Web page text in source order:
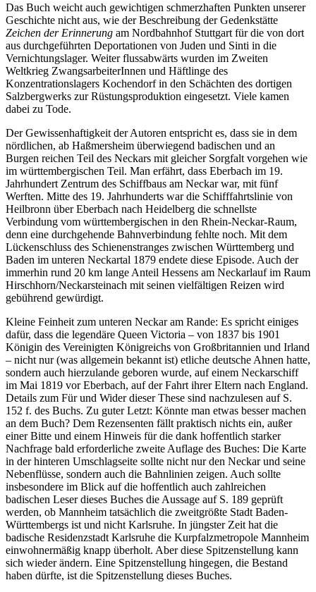
Das Buch weicht auch gewichtigen schmerzhaften Punkten unserer
Geschichte nicht aus, wie der Beschreibung der Gedenkstätte
Zeichen der Erinnerung am Nordbahnhof Stuttgart für die von dort
aus durchgeführten Deportationen von Juden und Sinti in die
Vernichtungslager. Weiter flussabwärts wurden im Zweiten
Weltkrieg ZwangsarbeiterInnen und Häftlinge des
Konzentrationslagers Kochendorf in den Schächten des dortigen
Salzbergwerks zur Rüstungsproduktion eingesetzt. Viele kamen
dabei zu Tode.
Der Gewissenhaftigkeit der Autoren entspricht es, dass sie in dem
nördlichen, ab Haßmersheim überwiegend badischen und an
Burgen reichen Teil des Neckars mit gleicher Sorgfalt vorgehen wie
im württembergischen Teil. Man erfährt, dass Eberbach im 19.
Jahrhundert Zentrum des Schiffbaus am Neckar war, mit fünf
Werften. Mitte des 19. Jahrhunderts war die Schifffahrtslinie von
Heilbronn über Eberbach nach Heidelberg die schnellste
Verbindung vom württembergischen in den Rhein-Neckar-Raum,
denn eine durchgehende Bahnverbindung fehlte noch. Mit dem
Lückenschluss des Schienenstranges zwischen Württemberg und
Baden im unteren Neckartal 1879 endete diese Episode. Auch der
immerhin rund 20 km lange Anteil Hessens am Neckarlauf im Raum
Hirschhorn/Neckarsteinach mit seinen vielfältigen Reizen wird
gebührend gewürdigt.
Kleine Feinheit zum unteren Neckar am Rande: Es spricht einiges
dafür, dass die legendäre Queen Victoria – von 1837 bis 1901
Königin des Vereinigten Königreichs von Großbritannien und Irland
– nicht nur (was allgemein bekannt ist) etliche deutsche Ahnen hatte,
sondern auch hierzulande geboren wurde, auf einem Neckarschiff
im Mai 1819 vor Eberbach, auf der Fahrt ihrer Eltern nach England.
Details zum Für und Wider dieser These sind nachzulesen auf S.
152 f. des Buchs. Zu guter Letzt: Könnte man etwas besser machen
an dem Buch? Dem Rezensenten fällt praktisch nichts ein, außer
einer Bitte und einem Hinweis für die dank hoffentlich starker
Nachfrage bald erforderliche zweite Auflage des Buches: Die Karte
in der hinteren Umschlagseite sollte nicht nur den Neckar und seine
Nebenflüsse, sondern auch die Bahnlinien zeigen. Auch sollte
insbesondere im Blick auf die hoffentlich auch zahlreichen
badischen Leser dieses Buches die Aussage auf S. 189 geprüft
werden, ob Mannheim tatsächlich die zweitgrößte Stadt Baden-
Württembergs ist und nicht Karlsruhe. In jüngster Zeit hat die
badische Residenzstadt Karlsruhe die Kurpfalzmetropole Mannheim
einwohnermäßig knapp überholt. Aber diese Spitzenstellung kann
sich wieder ändern. Eine Spitzenstellung hingegen, die Bestand
haben dürfte, ist die Spitzenstellung dieses Buches.